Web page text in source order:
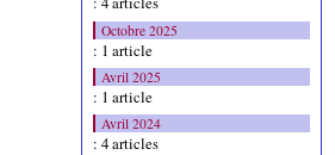
Octobre 2025
: 1 article
Avril 2025
: 1 article
Avril 2024
: 4 articles